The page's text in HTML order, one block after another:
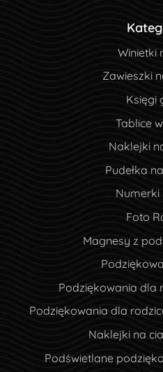
Winietki
Zawieszki
Księgi
Tablice
Naklejki
Pudełka
Numerki
Foto
Magnesy z
Podziękowania dla
Podziękowania dla
Naklejki na
Podświetlane